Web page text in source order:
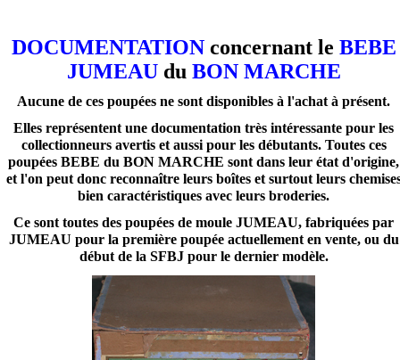
DOCUMENTATIONconcernant le BEBE
JUMEAUdu BON MARCHE
Aucune de ces poupées ne sont disponibles à l'achat à présent.
Elles représentent une documentation très intéressante pour les
collectionneurs avertis et aussi pour les débutants. Toutes ces
poupées BEBE du BON MARCHE sont dans leur état d'origine,
et l'on peut donc reconnaître leurs boîtes et surtout leurs
bien caractéristiques avec leurs broderies.
Ce sont toutes des poupées de moule JUMEAU, fabriquées par
JUMEAU pour la première poupée actuellement en vente, ou du
début de la SFBJ pour le dernier modèle.